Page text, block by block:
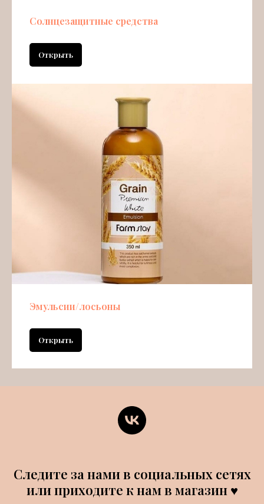
Солнцезащитные средства
Открыть
Эмульсии/лосьоны
Открыть
Следите за нами в социальных сетях
или приходите к нам в магазин ♥